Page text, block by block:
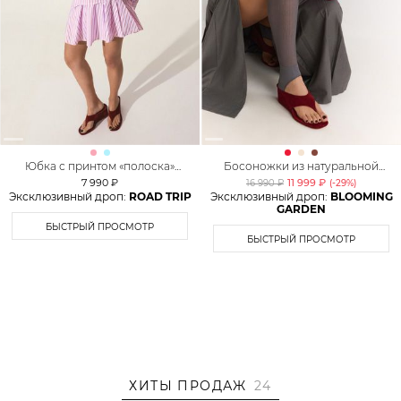
Юбка с принтом «полоска»
TOPTOP
7 990 ₽
Эксклюзивный дроп: ROAD TRIP
БЫСТРЫЙ ПРОСМОТР
Босоножки из натуральной
замши Lera Nena
16 990 ₽ 11 999 ₽ (-29%)
Эксклюзивный дроп: BLOOMING
GARDEN
БЫСТРЫЙ ПРОСМОТР
ХИТЫ ПРОДАЖ 24